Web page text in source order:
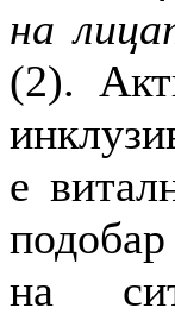
на
(2).
е
на